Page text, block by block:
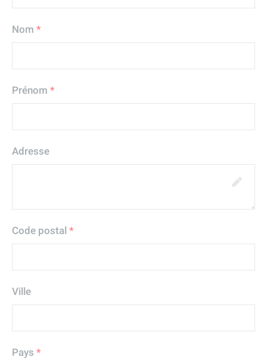
Nom *
Prénom *
Adresse
Code postal *
Ville
Pays *